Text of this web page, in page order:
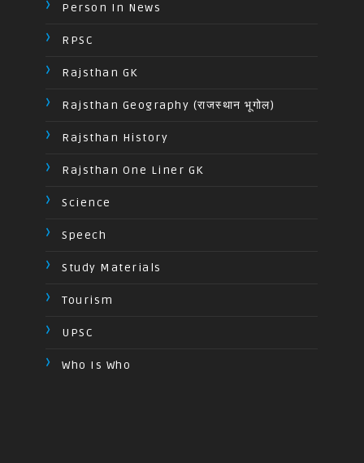
Person In News
RPSC
Rajsthan GK
Rajsthan Geography (राजस्थान भूगोल)
Rajsthan History
Rajsthan One Liner GK
Science
Speech
Study Materials
Tourism
UPSC
Who Is Who